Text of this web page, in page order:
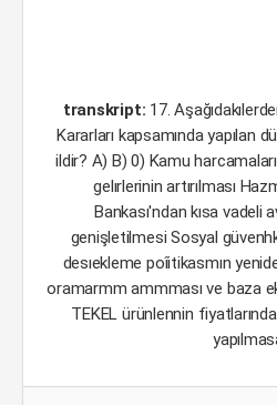
transkript: 17.
Kararları kapsamında yapılan
ildir? A) B) 0) Kamu
gelırlerinin artırılması
Bankası'ndan kısa vadeli
genişletilmesi Sosyal
desıekleme poîitikasmın
oramarmm ammması ve baza
TEKEL ürünlennin